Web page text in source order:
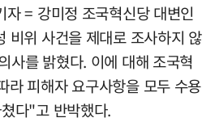
자 = 강미정 조국혁신당 대변인
비위 사건을 제대로 조사하지 않
사를 밝혔다. 이에 대해 조국혁
라 피해자 요구사항을 모두 수용
다"고 반박했다.